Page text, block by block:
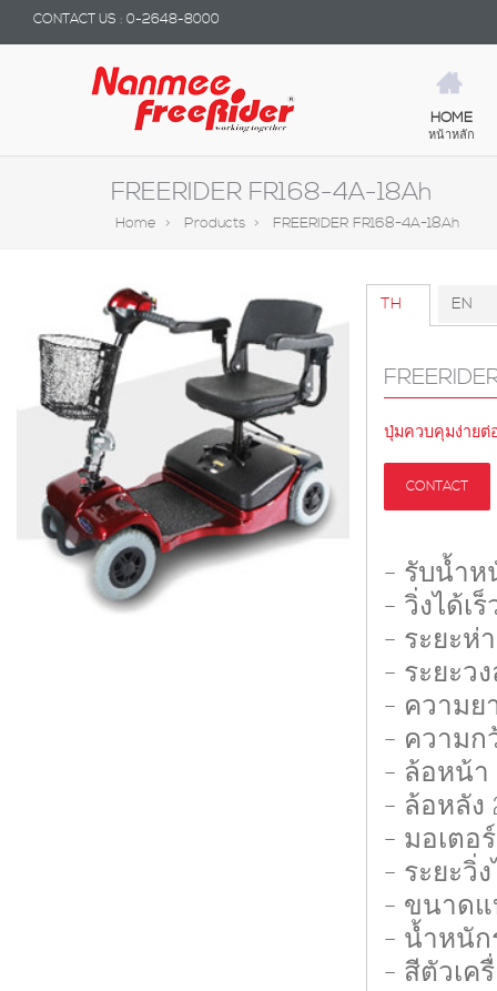
CONTACT US : 0-2648-8000
HOME
หน้าหลัก
FREERIDER FR168-4A-18Ah
Home > Products > FREERIDER FR168-4A-18Ah
TH EN
ปุ่มควบคุมง่ายต่
CONTACT
- รับน้ำห
- วิ่งได้เ
- ระยะห่
- ระยะว
- ความย
- ความก
- ล้อหน้า
- ล้อหลัง
- มอเตอ
- ระยะวิ่
- ขนาดแ
- น้ำหนัก
- สีตัวเค